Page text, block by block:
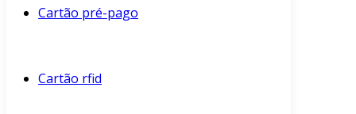
Cartão pré-pago
Cartão rfid